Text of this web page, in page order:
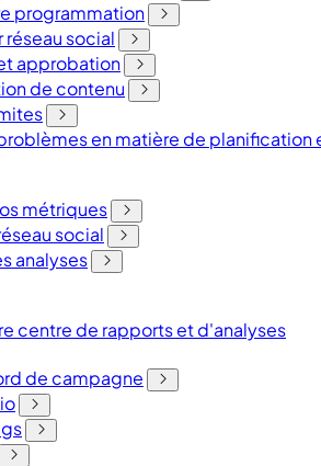
programmation
social
approbation
de contenu
en matière de
métriques
social
analyses
centre de rapports et d'analyses
de campagne